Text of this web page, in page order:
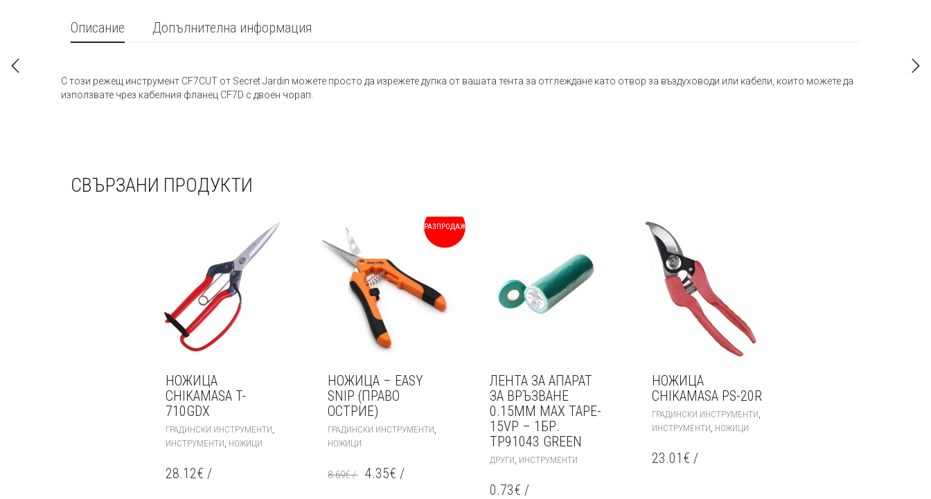
Описание Допълнителна информация
С този режещ инструмент CF7CUT от Secret Jardin можете просто да изрежете дупка от вашата тента за отглеждане като отвор за въздуховоди или кабели, които можете да
използвате чрез кабелния фланец CF7D с двоен чорап.
СВЪРЗАНИ ПРОДУКТИ
НОЖИЦА
CHIKAMASA T-
710GDX
ГРАДИНСКИ ИНСТРУМЕНТИ
ИНСТРУМЕНТИ НОЖИЦИ
28.12€ /
РАЗПРОДАЖБА!
НОЖИЦА – EASY
SNIP (ПРАВО
ОСТРИЕ)
ГРАДИНСКИ ИНСТРУМЕНТИ
НОЖИЦИ
8.69€/ 4.35€ /
ЛЕНТА ЗА АПАРАТ
ЗА ВРЪЗВАНЕ
0.15ММ MAX TAPE-
15VP – 1БР.
TP91043 GREEN
ДРУГИ ИНСТРУМЕНТИ
0.73€ /
НОЖИЦА
CHIKAMASA PS-20R
ГРАДИНСКИ ИНСТРУМЕНТИ
ИНСТРУМЕНТИ НОЖИЦИ
23.01 € /